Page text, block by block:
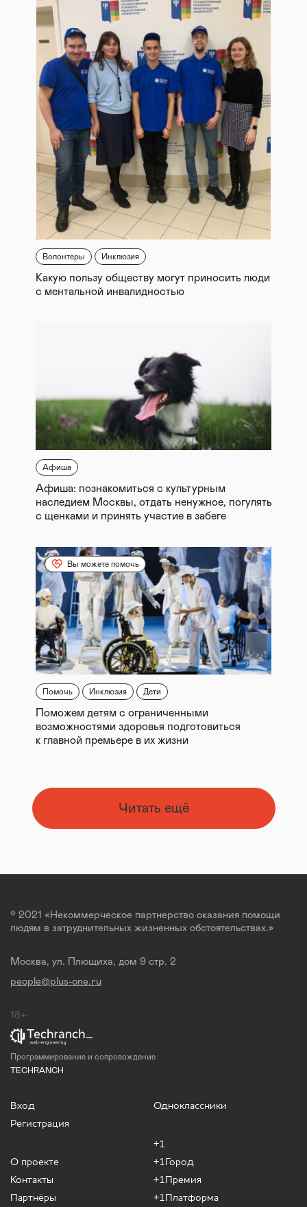
Волонтеры Инклюзия
Какую пользу обществу могут приносить люди
с ментальной инвалидностью
Афиша
Афиша: познакомиться с культурным
наследием Москвы, отдать ненужное, погулять
с щенками и принять участие в забеге
Вы можете помочь
Помочь Инклюзия Дети
Поможем детям с ограниченными
возможностями здоровья подготовиться
к главной премьере в их жизни
Читать ещё
© 2021 «Некоммерческое партнерство оказания помощи
людям в затруднительных жизненных обстоятельствах.»
Москва, ул. Плющиха, дом 9 стр. 2
people@plus-one.ru
18+
Программирование и сопровождение
TECHRANCH
Вход
Регистрация
О проекте
Контакты
Партнёры
Одноклассники
+1
+1Город
+1Премия
+1Платформа